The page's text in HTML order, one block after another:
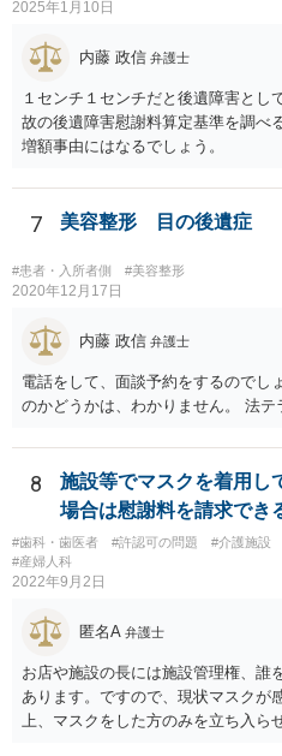
2025年1月10日
内藤 政信 弁護士
１センチ１センチだと後遺障害とし
故の後遺障害慰謝料算定基準を調べ
増額事由にはなるでしょう。
7 美容整形 目の後遺症
#患者・入所者側 #美容整形
2020年12月17日
内藤 政信 弁護士
電話をして、面談予約をするのでし
のかどうかは、わかりません。 法
8
施設等でマスクを着用し
場合は慰謝料を請求でき
#歯科・歯医者 #許認可の問題 #介護施設
#産婦人科
2022年9月2日
匿名A 弁護士
お店や施設の長には施設管理権、誰
あります。ですので、現状マスクが
上、マスクをした方のみを立ち入ら